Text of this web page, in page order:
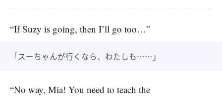
“If Suzy is going, then I’ll go too…”
「スーちゃんが行くなら、わたしも……」
“No way, Mia! You need to teach the